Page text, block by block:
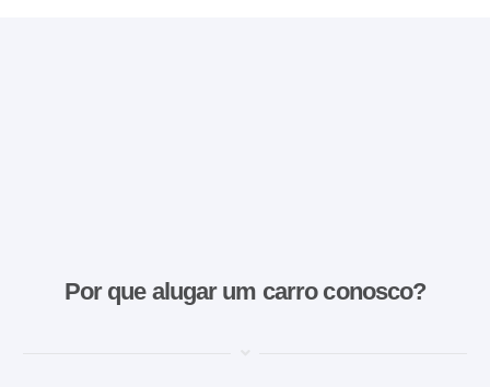
Por que alugar um carro conosco?